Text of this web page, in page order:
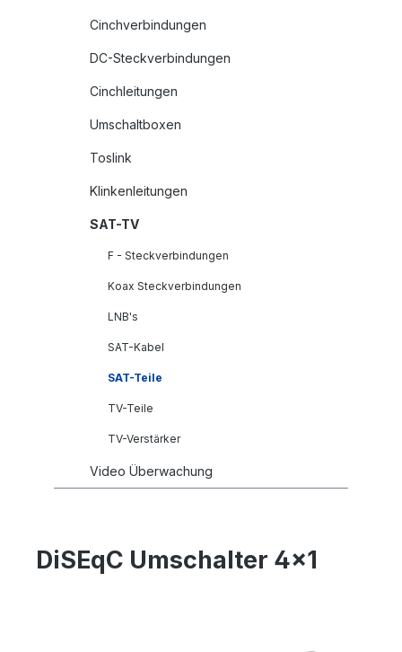
Cinchverbindungen
DC-Steckverbindungen
Cinchleitungen
Umschaltboxen
Toslink
Klinkenleitungen
SAT-TV
F - Steckverbindungen
Koax Steckverbindungen
LNB's
SAT-Kabel
SAT-Teile
TV-Teile
TV-Verstärker
Video Überwachung
DiSEqC Umschalter 4x1